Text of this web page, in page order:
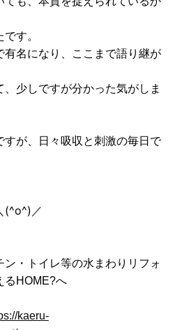
す。
名になり、ここまで語り継が
少しですが分かった気がしま
すが、日々吸収と刺激の毎日で
(^o^)／
・トイレ等の水まわりリフォ
るHOME?へ
kaeru-